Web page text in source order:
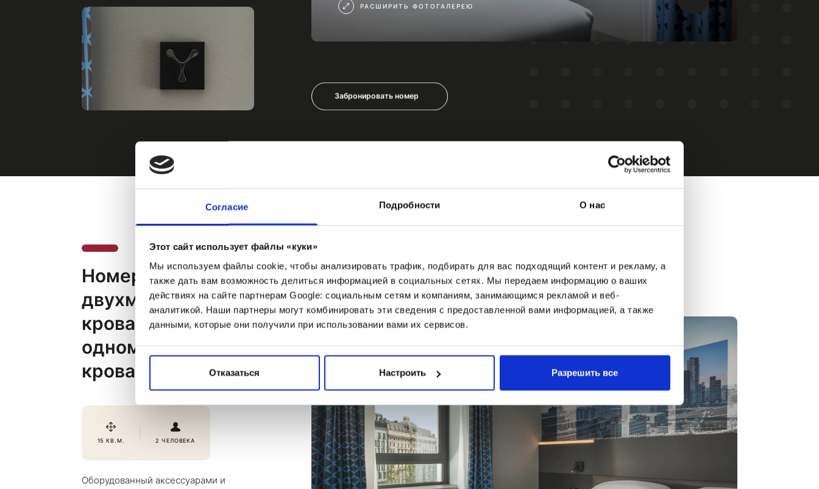
Согласие Подробности О нас
Этот сайт использует файлы «куки»
Мы используем файлы cookie, чтобы анализировать трафик, подбирать для вас подходящий контент и рекламу, а
также дать вам возможность делиться информацией в социальных сетях. Мы передаем информацию о ваших
действиях на сайте партнерам Google: социальным сетям и компаниям, занимающимся рекламой и веб-
аналитикой. Наши партнеры могут комбинировать эти сведения с предоставленной вами информацией, а также
данными, которые они получили при использовании вами их сервисов.
Отказаться Настроить Разрешить все
РАСШИРИТЬ ФОТОГАЛЕРЕЮ
Забронировать номер
кроватями
Номер с
двухместной
кроватью/с двумя
одноместными
кроватями
15 КВ.М. 2 ЧЕЛОВЕКА
Оборудованный аксессуарами и